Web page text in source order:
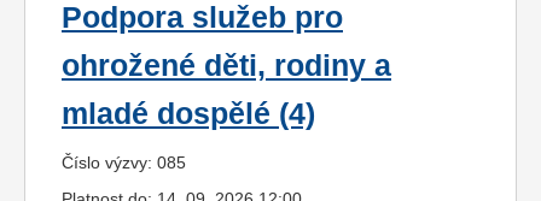
Podpora služeb pro
ohrožené děti, rodiny a
mladé dospělé (4)
Číslo výzvy: 085